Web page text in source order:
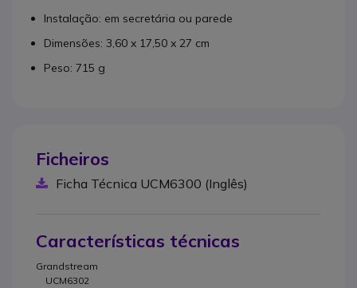
Instalação: em secretária ou parede
Dimensões: 3,60 x 17,50 x 27 cm
Peso: 715 g
Ficheiros
Ficha Técnica UCM6300 (Inglês)
Características técnicas
Grandstream
UCM6302